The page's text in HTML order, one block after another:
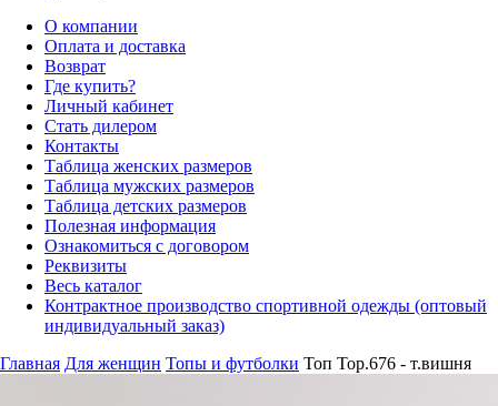
О компании
Оплата и доставка
Возврат
Где купить?
Личный кабинет
Стать дилером
Контакты
Таблица женских размеров
Таблица мужских размеров
Таблица детских размеров
Полезная информация
Ознакомиться с договором
Реквизиты
Весь каталог
Контрактное производство спортивной одежды (оптовый
индивидуальный заказ)
Главная Для женщин Топы и футболки Топ Top.676 - т.вишня